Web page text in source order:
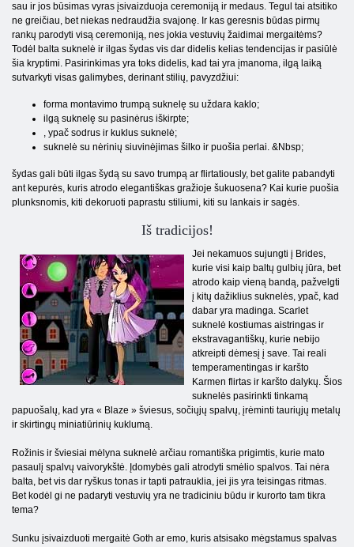
sau ir jos būsimas vyras įsivaizduoja ceremoniją ir medaus. Tegul tai atsitiko
ne greičiau, bet niekas nedraudžia svajonę. Ir kas geresnis būdas pirmų
rankų parodyti visą ceremoniją, nes jokia vestuvių žaidimai mergaitėms?
Todėl balta suknelė ir ilgas šydas vis dar didelis kelias tendencijas ir pasiūlė
šia kryptimi. Pasirinkimas yra toks didelis, kad tai yra įmanoma, ilgą laiką
sutvarkyti visas galimybes, derinant stilių, pavyzdžiui:
forma montavimo trumpą suknelę su uždara kaklo;
ilgą suknelę su pasinėrus iškirpte;
, ypač sodrus ir kuklus suknelė;
suknelė su nėrinių siuvinėjimas šilko ir puošia perlai. &Nbsp;
šydas gali būti ilgas šydą su savo trumpą ar flirtatiously, bet galite pabandyti
ant kepurės, kuris atrodo elegantiškas gražioje šukuosena? Kai kurie puošia
plunksnomis, kiti dekoruoti paprastu stiliumi, kiti su lankais ir sagės.
Iš tradicijos!
Jei nekamuos sujungti į Brides,
kurie visi kaip baltų gulbių jūra, bet
atrodo kaip vieną bandą, pažvelgti
į kitų dažiklius suknelės, ypač, kad
dabar yra madinga. Scarlet
suknelė kostiumas aistringas ir
ekstravagantiškų, kurie nebijo
atkreipti dėmesį į save. Tai reali
temperamentingas ir karšto
Karmen flirtas ir karšto dalykų. Šios
suknelės pasirinkti tinkamą
papuošalų, kad yra « Blaze » šviesus, sočiųjų spalvų, įrėminti tauriųjų metalų
ir skirtingų miniatiūrinių kuklumą.
Rožinis ir šviesiai mėlyna suknelė arčiau romantiška prigimtis, kurie mato
pasaulį spalvų vaivorykštė. Įdomybės gali atrodyti smėlio spalvos. Tai nėra
balta, bet vis dar ryškus tonas ir tapti patrauklia, jei jis yra teisingas ritmas.
Bet kodėl gi ne padaryti vestuvių yra ne tradiciniu būdu ir kurorto tam tikra
tema?
Sunku įsivaizduoti mergaitė Goth ar emo, kuris atsisako mėgstamus spalvas